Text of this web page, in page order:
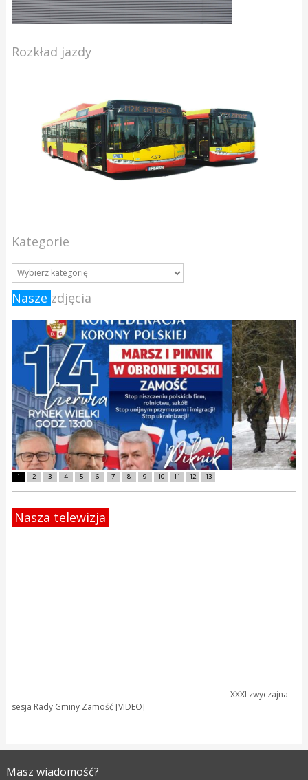
Rozkład jazdy
Kategorie
Nasze zdjęcia
1 2 3 4 5 6 7 8 9 10 11 12 13
Nasza telewizja
XXXI zwyczajna
sesja Rady Gminy Zamość [VIDEO]
Masz wiadomość?